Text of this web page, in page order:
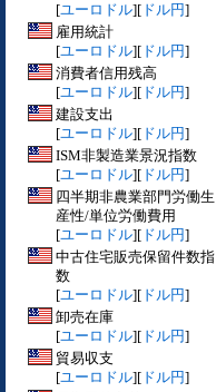
[ユーロドル][ ドル円]
雇用統計
[ユーロドル][ ドル円]
消費者信用残高
[ユーロドル][ ドル円]
建設支出
[ユーロドル][ ドル円]
ISM非製造業景況指数
[ユーロドル][ ドル円]
四半期非農業部門労働生
産性/単位労働費用
[ユーロドル][ ドル円]
中古住宅販売保留件数指
数
[ユーロドル][ ドル円]
卸売在庫
[ユーロドル][ ドル円]
貿易収支
[ユーロドル][ ドル円]